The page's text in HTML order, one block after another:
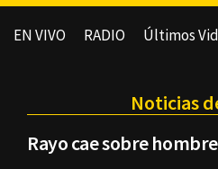
EN VIVO RADIO Últimos
Noticias
Rayo cae sobre